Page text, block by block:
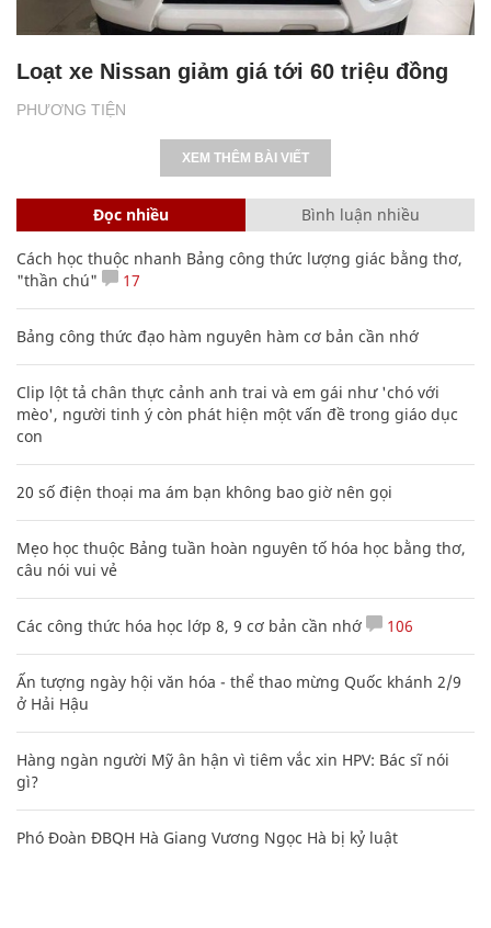
PHƯƠNG TIỆN
Loạt xe Nissan giảm giá tới 60 triệu đồng
XEM THÊM BÀI VIẾT
Đọc nhiều Bình luận nhiều
Cách học thuộc nhanh Bảng công thức lượng giác bằng thơ,
"thần chú"
17
Bảng công thức đạo hàm nguyên hàm cơ bản cần nhớ
Clip lột tả chân thực cảnh anh trai và em gái như 'chó với
mèo', người tinh ý còn phát hiện một vấn đề trong giáo dục
con
20 số điện thoại ma ám bạn không bao giờ nên gọi
Mẹo học thuộc Bảng tuần hoàn nguyên tố hóa học bằng thơ,
câu nói vui vẻ
Các công thức hóa học lớp 8, 9 cơ bản cần nhớ 106
Ấn tượng ngày hội văn hóa - thể thao mừng Quốc khánh 2/9
ở Hải Hậu
Hàng ngàn người Mỹ ân hận vì tiêm vắc xin HPV: Bác sĩ nói
gì?
Phó Đoàn ĐBQH Hà Giang Vương Ngọc Hà bị kỷ luật